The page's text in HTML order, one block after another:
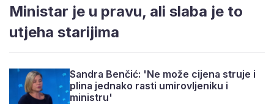
Ministar je u pravu, ali slaba je to
utjeha starijima
Sandra Benčić: 'Ne može cijena struje i
plina jednako rasti umirovljeniku i
ministru'